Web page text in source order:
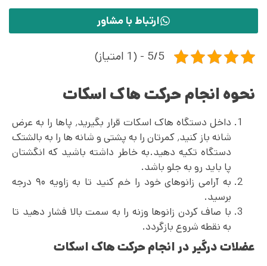
ارتباط با مشاور
5/5 - (1 امتیاز)
نحوه انجام حرکت هاک اسکات
داخل دستگاه هاک اسکات قرار بگیرید٬ پاها را به عرض
شانه باز کنید٬ کمرتان را به پشتی و شانه ها را به بالشتک
دستگاه تکیه دهید.به خاطر داشته باشید که انگشتان
پا باید رو به جلو باشد.
به آرامی زانوهای خود را خم کنید تا به زاویه ۹۰ درجه
برسید.
با صاف کردن زانوها وزنه را به سمت بالا فشار دهید تا
به نقطه شروع بازگردد.
عضلات درگیر در انجام حرکت هاک اسکات